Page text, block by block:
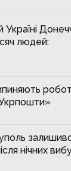
Україні
людей:
нічних